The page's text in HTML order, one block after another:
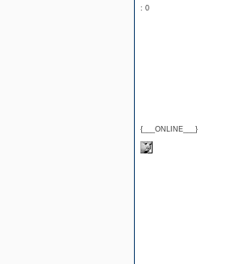
: 0
{___ONLINE___}